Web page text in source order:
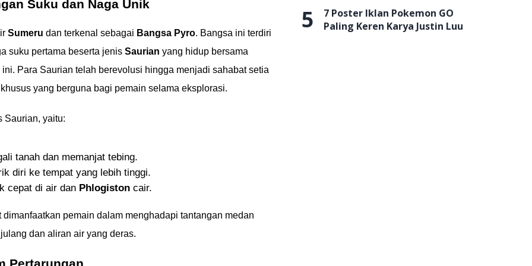
Suku dan Naga Unik
Sumeru dan terkenal sebagai Bangsa Pyro. Bangsa ini terdiri
suku pertama beserta jenis Saurian yang hidup bersama
Para Saurian telah berevolusi hingga menjadi sahabat setia
yang berguna bagi pemain selama eksplorasi.
Saurian, yaitu:
tanah dan memanjat tebing.
diri ke tempat yang lebih tinggi.
cepat di air dan Phlogiston cair.
pemain dalam menghadapi tantangan medan
dan aliran air yang deras.
5
7 Poster Iklan Pokemon GO
Paling Keren Karya Justin Luu